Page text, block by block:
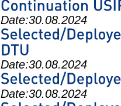
Date:30.08.2024
Date:30.08.2024
Date:30.08.2024